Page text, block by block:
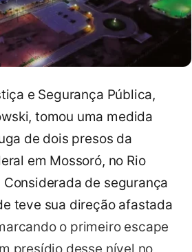
e Segurança Pública,
tomou uma medida
de dois presos da
em Mossoró, no Rio
de segurança
teve sua direção afastada
o primeiro escape
presídio desse nível no